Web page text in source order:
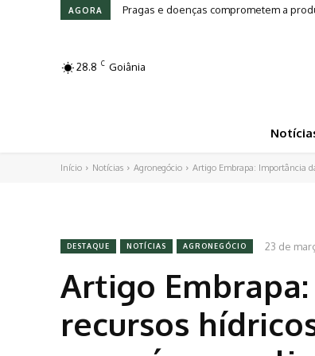
AGORA Pragas e doenças comprometem a
Leilões em Alta: Genética e
28.8 C Goiânia
Início Notícias Agronegócio Artigo Embrapa: Importância
DESTAQUE NOTÍCIAS AGRONEGÓCIO 23 de
Artigo
recursos